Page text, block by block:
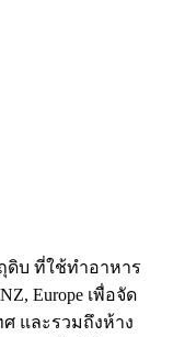
ดิบ ที่ใช้ทำอาหาร
Europe เพื่อจัด
และรวมถึงห้าง